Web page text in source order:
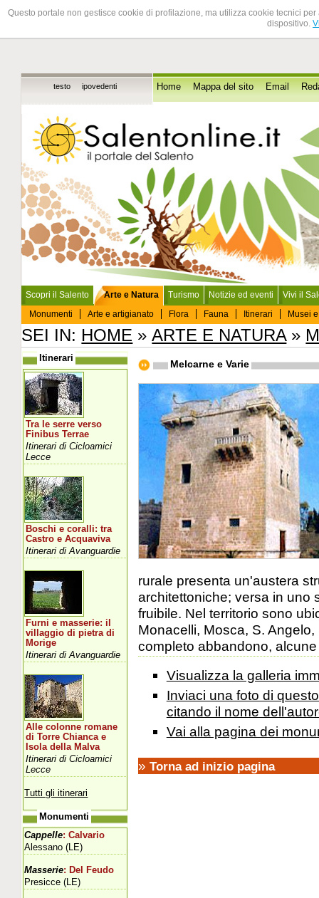
Questo portale non gestisce cookie di profilazione, ma utilizza cookie tecnici
dispositivo.
testo ipovedenti Home Mappa del sito Email
Scopri il Salento
Arte e Natura
Monumenti
Arte e artigianato Flora Fauna Itinerari Musei
Turismo Notizie ed eventi Vivi il
SEI IN: HOME »ARTE E NATURA»
Melcarne e Varie
rurale presenta un'austera
architettoniche; versa in uno
fruibile. Nel territorio sono
Monacelli, Mosca, S.
completo abbandono,
Visualizza la galleria
Inviaci una foto di
citando il nome
Vai alla pagina dei
» Torna ad inizio pagina
Itinerari
Tra le serre verso
Finibus Terrae
Itinerari di Cicloamici
Lecce
Boschi e coralli: tra
Castro e Acquaviva
Itinerari di Avanguardie
Furni e masserie: il
villaggio di pietra di
Morige
Itinerari di Avanguardie
Alle colonne romane
di Torre Chianca e
Isola della Malva
Itinerari di Cicloamici
Lecce
Tutti gli itinerari
Monumenti
Cappelle: Calvario
Alessano (LE)
Masserie: Del Feudo
Presicce (LE)